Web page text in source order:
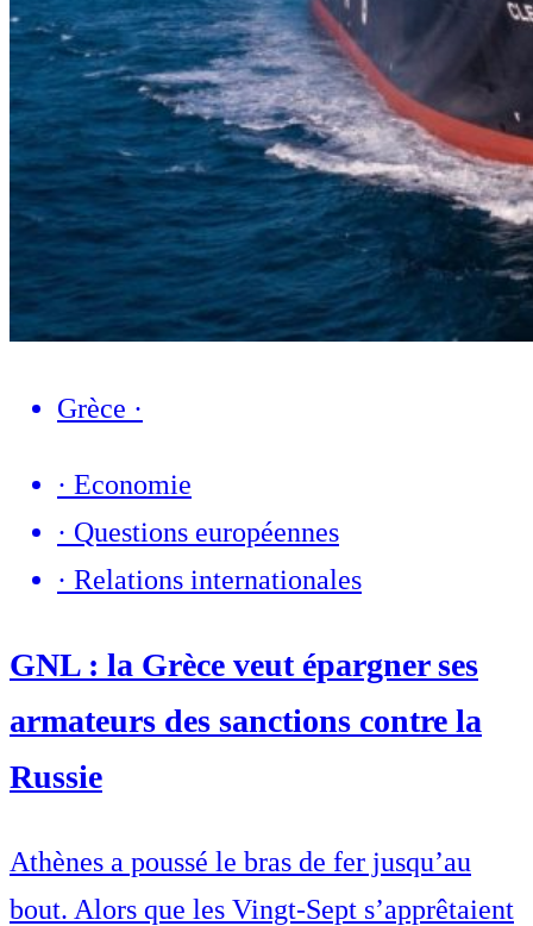
Grèce ·
· Economie
· Questions européennes
· Relations internationales
GNL : la Grèce veut épargner ses
armateurs des sanctions contre la
Russie
Athènes a poussé le bras de fer jusqu’au
bout. Alors que les Vingt-Sept s’apprêtaient